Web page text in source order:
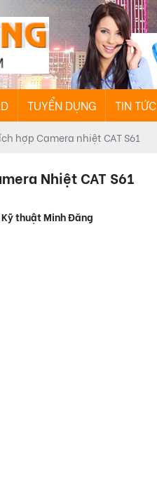
TUYỂN DỤNG TIN TỨC
hợp Camera nhiệt CAT S61
Nhiệt CAT S61
Kỹ thuật Minh Đăng